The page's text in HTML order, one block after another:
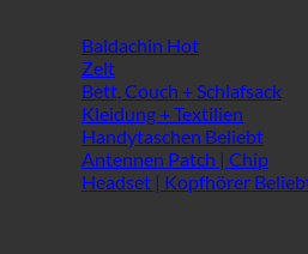
Baldachin
Zelt
Bett, Couch + Schlafsack
Kleidung + Textilien
Handytaschen
Antennen Patch | Chip
Headset | Kopfhörer